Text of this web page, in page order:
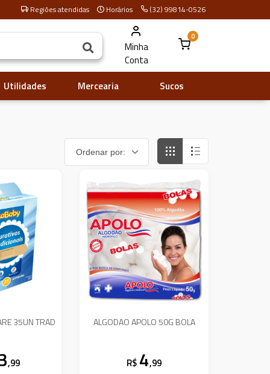
Regiões atendidas Horários (32) 99814-0526
Minha
Conta
0
Sucos
Mercearia
Utilidades
35UN TRAD
,99
ALGODAO APOLO 50G BOLA
R$ 4,99